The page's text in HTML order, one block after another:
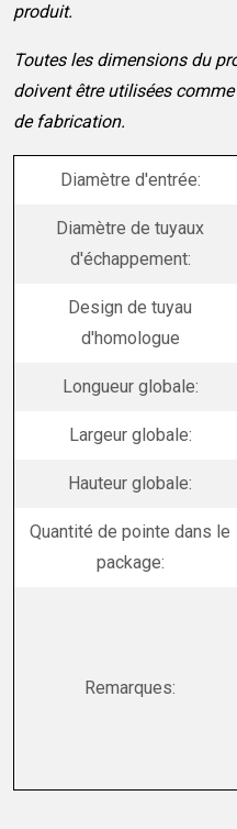
produit.
Toutes les dimensions du
doivent être utilisées
de fabrication.
Diamètre d'entrée:
Diamètre de tuyaux
d'échappement:
Design de tuyau
d'homologue
Longueur globale:
Largeur globale:
Hauteur globale:
Quantité de pointe dans le
package:
Remarques: